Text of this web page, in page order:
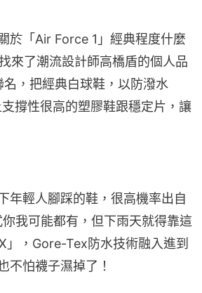
於「Air Force 1」經典程度什麼
來了潮流設計師高橋盾的個人品
，把經典白球鞋，以防潑水
撐性很高的塑膠鞋跟穩定片，讓
年輕人腳踩的鞋，很高機率出自
我可能都有，但下雨天就得靠這
」，Gore-Tex防水技術融入進到
不怕襪子濕掉了！